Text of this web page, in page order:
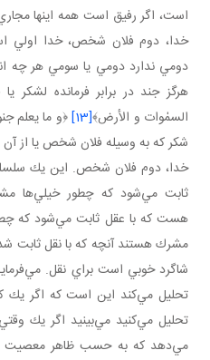
است، اگر رفيق است همه اينها
خدا، دوم فلان شخص، خدا اولي
دومي ندارد دومي يا سومي هر چه
هرگز جند در برابر فرمانده لشكر
السمٰوات و الأرض﴾[13] ﴿و ما يعلم
شكر كه به وسيله فلان شخص يا از
خدا، دوم فلان شخص. اين يك
ثابت مي‌شود كه چطور خيلي‌ها
هست كه با عقل ثابت مي‌شود كه
مشرك هستند آنچه كه با نقل ثابت
شاگرد خوبي است براي نقل.
تحليل مي‌كند اين است كه اگر يك
تحليل مي‌كنيد مي‌بينيد اگر يك
مي‌دهد كه به حسب ظاهر معصيت